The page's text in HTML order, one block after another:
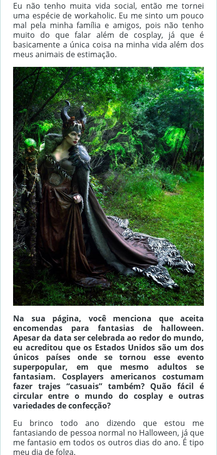
Eu não tenho muita vida social, então me tornei
uma espécie de workaholic. Eu me sinto um pouco
mal pela minha família e amigos, pois não tenho
muito do que falar além de cosplay, já que é
basicamente a única coisa na minha vida além dos
meus animais de estimação.
Na sua página, você menciona que aceita
encomendas para fantasias de halloween.
Apesar da data ser celebrada ao redor do mundo,
eu acreditou que os Estados Unidos são um dos
únicos países onde se tornou esse evento
superpopular, em que mesmo adultos se
fantasiam. Cosplayers americanos costumam
fazer trajes “casuais” também? Quão fácil é
circular entre o mundo do cosplay e outras
variedades de confecção?
Eu brinco todo ano dizendo que estou me
fantasiando de pessoa normal no Halloween, já que
me fantasio em todos os outros dias do ano. É tipo
meu dia de folga.